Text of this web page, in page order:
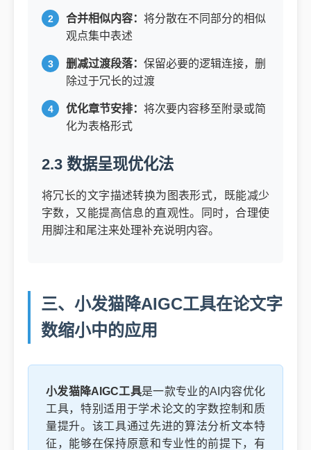
合并相似内容： 将分散在不同部分的相似
观点集中表述
删减过渡段落： 保留必要的逻辑连接，删
除过于冗长的过渡
优化章节安排： 将次要内容移至附录或简
化为表格形式
2.3 数据呈现优化法
将冗长的文字描述转换为图表形式，既能减少
字数，又能提高信息的直观性。同时，合理使
用脚注和尾注来处理补充说明内容。
三、小发猫降AIGC工具在论文字
数缩小中的应用
小发猫降AIGC工具是一款专业的AI内容优化
工具，特别适用于学术论文的字数控制和质
量提升。该工具通过先进的算法分析文本特
征，能够在保持原意和专业性的前提下，有